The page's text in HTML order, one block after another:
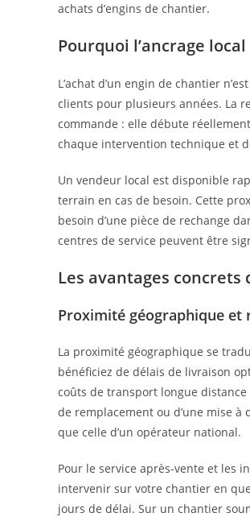
achats d’engins de chantier.
Pourquoi l’ancrage
L’achat d’un engin de chantier
clients pour plusieurs années. La
commande : elle débute
chaque intervention technique et
Un vendeur local est disponible
terrain en cas de besoin. Cette
besoin d’une pièce de rechange
centres de service peuvent être
Les avantages concrets
Proximité géographique et
La proximité géographique se
bénéficiez de délais de livraison
coûts de transport longue distance
de remplacement ou d’une mise
que celle d’un opérateur national.
Pour le service après-vente et les
intervenir sur votre chantier en
jours de délai. Sur un chantier